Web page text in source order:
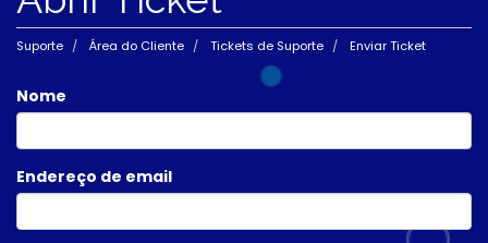
Suporte Área do Cliente Tickets de Suporte Enviar Ticket
Nome
Endereço de email